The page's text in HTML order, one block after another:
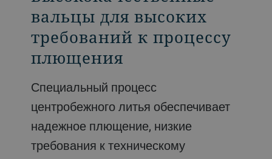
вальцы для высоких
требований к процессу
плющения
Специальный процесс
центробежного литья обеспечивает
надежное плющение, низкие
требования к техническому